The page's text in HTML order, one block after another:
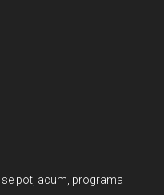
se pot, acum, programa